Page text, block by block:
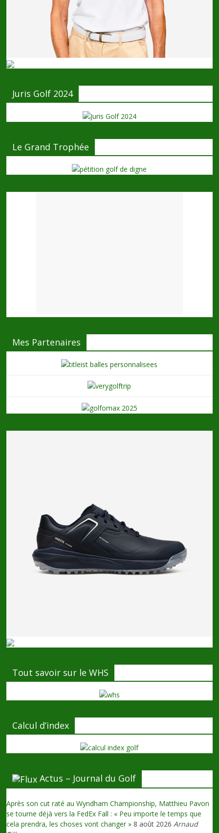
Juris Golf 2024
Le Grand Trophée
Mes Partenaires
Tout savoir sur le WHS
Calcul d’index
Actus – Journal du Golf
Après son cut raté au Wyndham Championship, Matthieu Pavon
se tourne déjà vers la FedEx Fall : « Peu importe le temps que
cela prendra, les choses vont changer » 8 août 2026 Arnaud